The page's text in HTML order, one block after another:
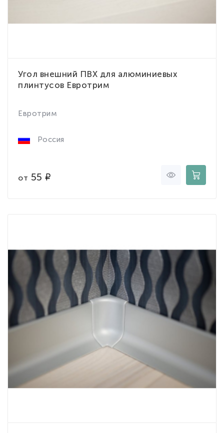
Угол внешний ПВХ для алюминиевых
плинтусов Евротрим
Евротрим
Россия
от 55